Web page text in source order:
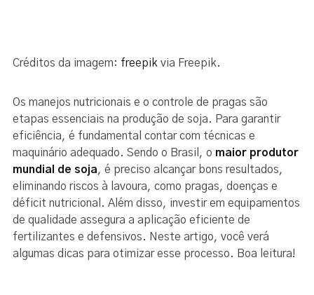
Créditos da imagem: freepik via Freepik.
Os manejos nutricionais e o controle de pragas são
etapas essenciais na produção de soja. Para garantir
eficiência, é fundamental contar com técnicas e
maquinário adequado. Sendo o Brasil, o maior produtor
mundial de soja, é preciso alcançar bons resultados,
eliminando riscos à lavoura, como pragas, doenças e
déficit nutricional. Além disso, investir em equipamentos
de qualidade assegura a aplicação eficiente de
fertilizantes e defensivos. Neste artigo, você verá
algumas dicas para otimizar esse processo. Boa leitura!